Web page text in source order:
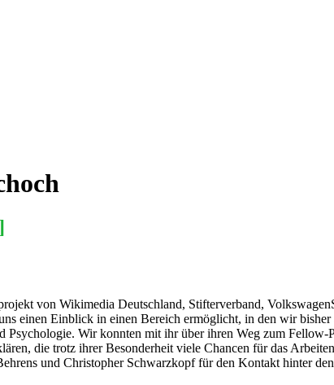
von Wikimedia Deutschland, Stifterverband,
einen Einblick in einen Bereich ermöglicht, in den wir
Wir konnten mit ihr über ihren Weg zum
die trotz ihrer Besonderheit viele Chancen für das
und Christopher Schwarzkopf für den Kontakt hinter